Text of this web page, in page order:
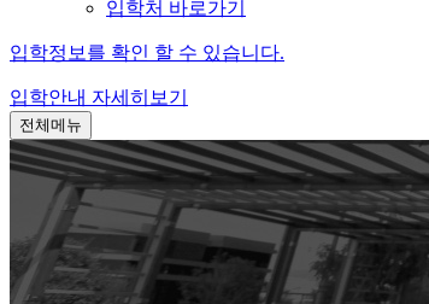
입학처 바로가기
입학정보를 확인 할 수 있습니다.
입학안내 자세히보기
전체메뉴